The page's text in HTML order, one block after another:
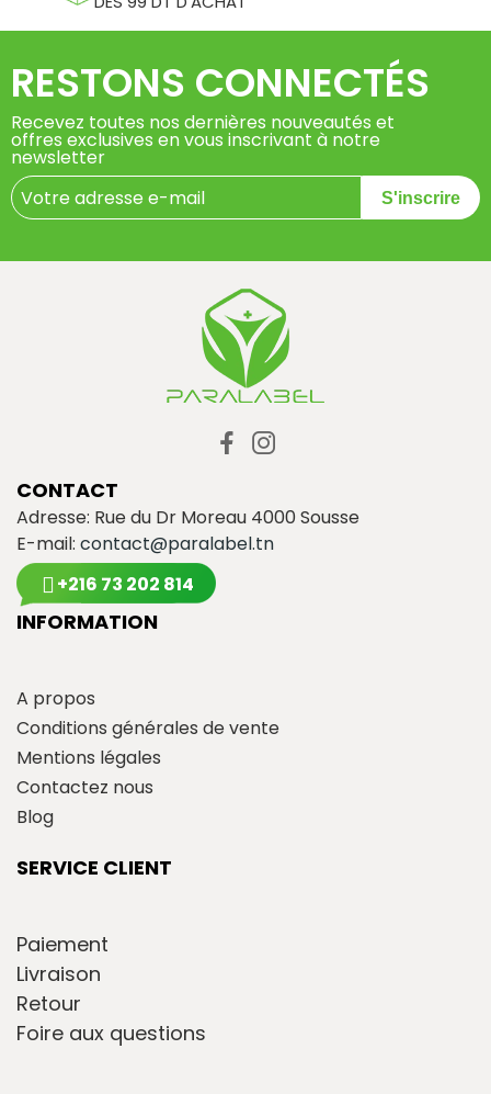
RESTONS CONNECTÉS
Recevez toutes nos dernières nouveautés et
offres exclusives en vous inscrivant à notre
newsletter
S'inscrire
CONTACT
Adresse: Rue du Dr Moreau 4000 Sousse
E-mail: contact@paralabel.tn
+216 73 202 814
INFORMATION
A propos
Conditions générales de vente
Mentions légales
Contactez nous
Blog
SERVICE CLIENT
Paiement
Livraison
Retour
Foire aux questions